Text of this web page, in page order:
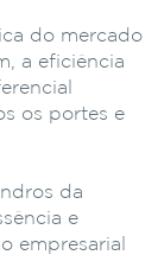
do mercado
a eficiência
os portes e
da
e
empresarial